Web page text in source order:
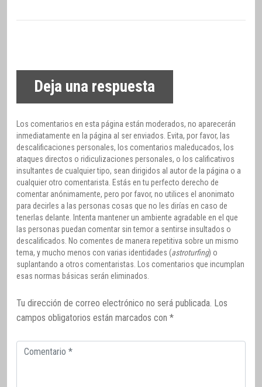
Deja una respuesta
Los comentarios en esta página están moderados, no aparecerán
inmediatamente en la página al ser enviados. Evita, por favor, las
descalificaciones personales, los comentarios maleducados, los
ataques directos o ridiculizaciones personales, o los calificativos
insultantes de cualquier tipo, sean dirigidos al autor de la página o a
cualquier otro comentarista. Estás en tu perfecto derecho de
comentar anónimamente, pero por favor, no utilices el anonimato
para decirles a las personas cosas que no les dirías en caso de
tenerlas delante. Intenta mantener un ambiente agradable en el que
las personas puedan comentar sin temor a sentirse insultados o
descalificados. No comentes de manera repetitiva sobre un mismo
tema, y mucho menos con varias identidades (astroturfing) o
suplantando a otros comentaristas. Los comentarios que incumplan
esas normas básicas serán eliminados.
Tu dirección de correo electrónico no será publicada. Los
campos obligatorios están marcados con *
Comentario